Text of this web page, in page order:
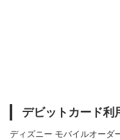
デビットカード利
ディズニー モバイルオーダ